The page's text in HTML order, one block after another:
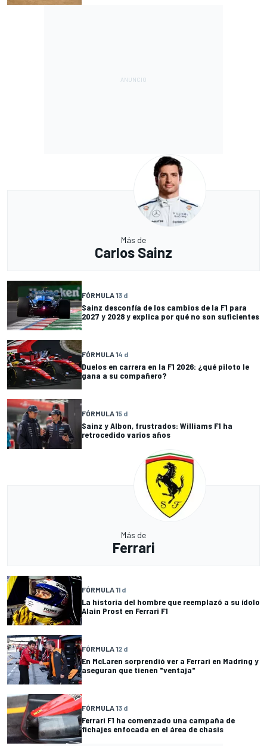
Más de
Carlos Sainz
FÓRMULA 13 d
Sainz desconfía de los cambios de la F1 para
2027 y 2028 y explica por qué no son suficientes
FÓRMULA 14 d
Duelos en carrera en la F1 2026: ¿qué piloto le
gana a su compañero?
FÓRMULA 15 d
Sainz y Albon, frustrados: Williams F1 ha
retrocedido varios años
Más de
Ferrari
FÓRMULA 11 d
La historia del hombre que reemplazó a su ídolo
Alain Prost en Ferrari F1
FÓRMULA 12 d
En McLaren sorprendió ver a Ferrari en Madring y
aseguran que tienen "ventaja"
FÓRMULA 13 d
Ferrari F1 ha comenzado una campaña de
fichajes enfocada en el área de chasis